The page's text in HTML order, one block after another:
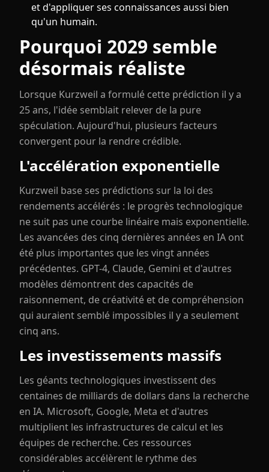
et d'appliquer ses connaissances aussi bien
qu'un humain.
Pourquoi 2029 semble
désormais réaliste
Lorsque Kurzweil a formulé cette prédiction il y a
25 ans, l'idée semblait relever de la pure
spéculation. Aujourd'hui, plusieurs facteurs
convergent pour la rendre crédible.
L'accélération exponentielle
Kurzweil base ses prédictions sur la loi des
rendements accélérés : le progrès technologique
ne suit pas une courbe linéaire mais exponentielle.
Les avancées des cinq dernières années en IA ont
été plus importantes que les vingt années
précédentes. GPT-4, Claude, Gemini et d'autres
modèles démontrent des capacités de
raisonnement, de créativité et de compréhension
qui auraient semblé impossibles il y a seulement
cinq ans.
Les investissements massifs
Les géants technologiques investissent des
centaines de milliards de dollars dans la recherche
en IA. Microsoft, Google, Meta et d'autres
multiplient les infrastructures de calcul et les
équipes de recherche. Ces ressources
considérables accélèrent le rythme des